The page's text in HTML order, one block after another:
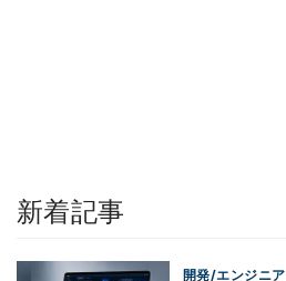
新着記事
開発/エンジニア